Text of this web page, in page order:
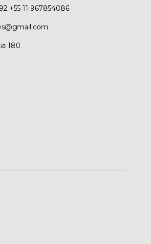
+55 11 967854086
180